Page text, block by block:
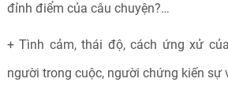
đỉnh điểm của câu chuyện?…
+ Tình cảm, thái độ, cách ứng xử
người trong cuộc, người chứng kiến sự